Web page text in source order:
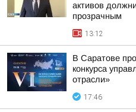
активов
прозрачным
13:12
В Саратове
конкурса
отрасли»
17:46